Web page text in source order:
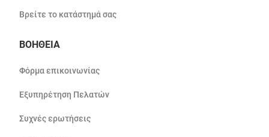
Βρείτε το κατάστημά σας
ΒΟΗΘΕΙΑ
Φόρμα επικοινωνίας
Εξυπηρέτηση Πελατών
Συχνές ερωτήσεις